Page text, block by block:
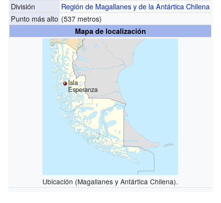
División
Región de Magallanes y de la Antártica Chilena
Punto más alto (537 metros)
Mapa de localización
Isla
Esperanza
Ubicación (Magallanes y Antártica Chilena).